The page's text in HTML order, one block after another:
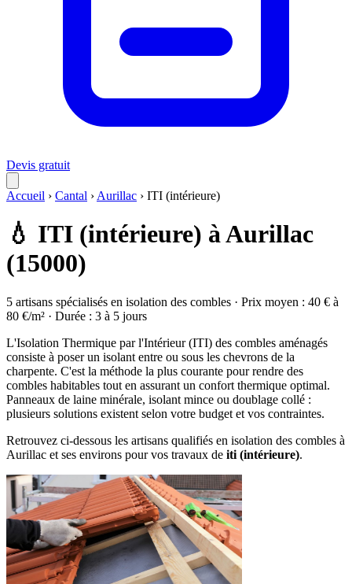
Devis gratuit
Accueil › Cantal › Aurillac › ITI (intérieure)
💧 ITI (intérieure) à Aurillac
(15000)
5 artisans spécialisés en isolation des combles · Prix moyen : 40 € à
80 €/m² · Durée : 3 à 5 jours
L'Isolation Thermique par l'Intérieur (ITI) des combles aménagés
consiste à poser un isolant entre ou sous les chevrons de la
charpente. C'est la méthode la plus courante pour rendre des
combles habitables tout en assurant un confort thermique optimal.
Panneaux de laine minérale, isolant mince ou doublage collé :
plusieurs solutions existent selon votre budget et vos contraintes.
Retrouvez ci-dessous les artisans qualifiés en isolation des combles à
Aurillac et ses environs pour vos travaux de iti (intérieure).